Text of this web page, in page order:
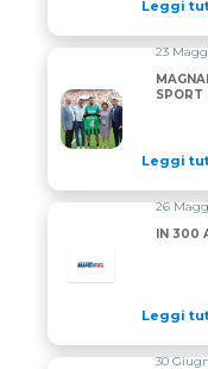
Leggi
23
SPORT
Leggi
26
IN 300
Leggi
30